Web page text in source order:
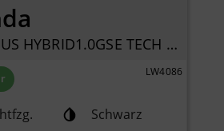
CROSSCITYPLUS HYBRID1.0GSE TECH CARPLAY
LW4086
Schwarz